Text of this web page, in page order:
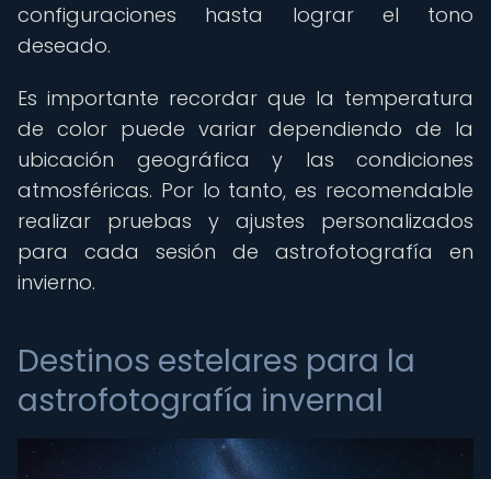
configuraciones hasta lograr el tono
deseado.
Es importante recordar que la temperatura
de color puede variar dependiendo de la
ubicación geográfica y las condiciones
atmosféricas. Por lo tanto, es recomendable
realizar pruebas y ajustes personalizados
para cada sesión de astrofotografía en
invierno.
Destinos estelares para la
astrofotografía invernal